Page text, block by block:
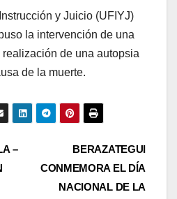
y Juicio (UFIYJ)
la intervención de una
de una autopsia
de la muerte.
BERAZATEGUI
CONMEMORA EL DÍA
NACIONAL DE LA
–